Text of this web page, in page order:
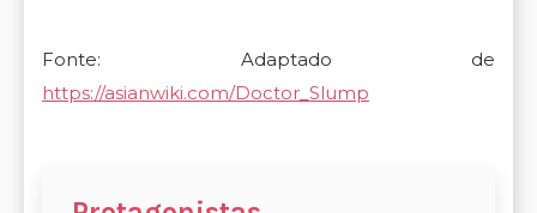
Fonte: Adaptado de
https://asianwiki.com/Doctor_Slump